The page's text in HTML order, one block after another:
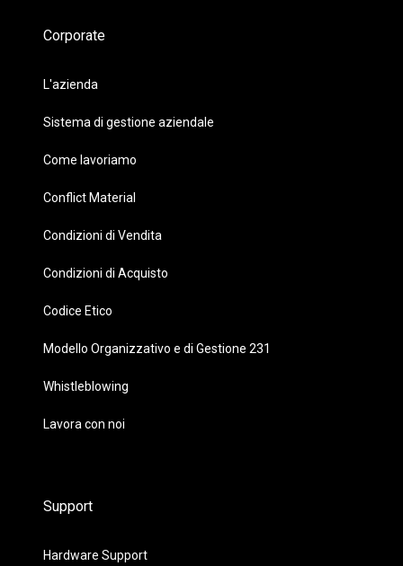
Corporate
L'azienda
Sistema di gestione aziendale
Come lavoriamo
Conflict Material
Condizioni di Vendita
Condizioni di Acquisto
Codice Etico
Modello Organizzativo e di Gestione 231
Whistleblowing
Lavora con noi
Support
Hardware Support